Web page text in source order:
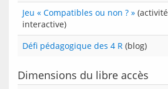
Jeu « Compatibles ou non ? » (activité
interactive)
Défi pédagogique des 4 R (blog)
Dimensions du libre accès